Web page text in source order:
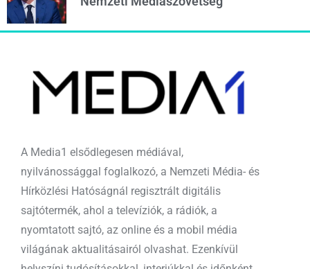
A Media1 elsődlegesen médiával,
nyilvánossággal foglalkozó, a Nemzeti Média- és
Hírközlési Hatóságnál regisztrált digitális
sajtótermék, ahol a televíziók, a rádiók, a
nyomtatott sajtó, az online és a mobil média
világának aktualitásairól olvashat. Ezenkívül